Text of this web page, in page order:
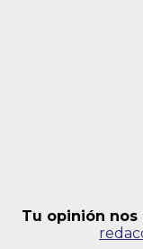
Tu opinión nos